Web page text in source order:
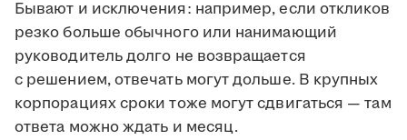
Бывают и исключения: например, если откликов
резко больше обычного или нанимающий
руководитель долго не возвращается
с решением, отвечать могут дольше. В крупных
корпорациях сроки тоже могут сдвигаться — там
ответа можно ждать и месяц.